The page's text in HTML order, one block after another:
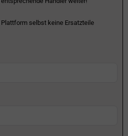
selbst keine Ersatzteile